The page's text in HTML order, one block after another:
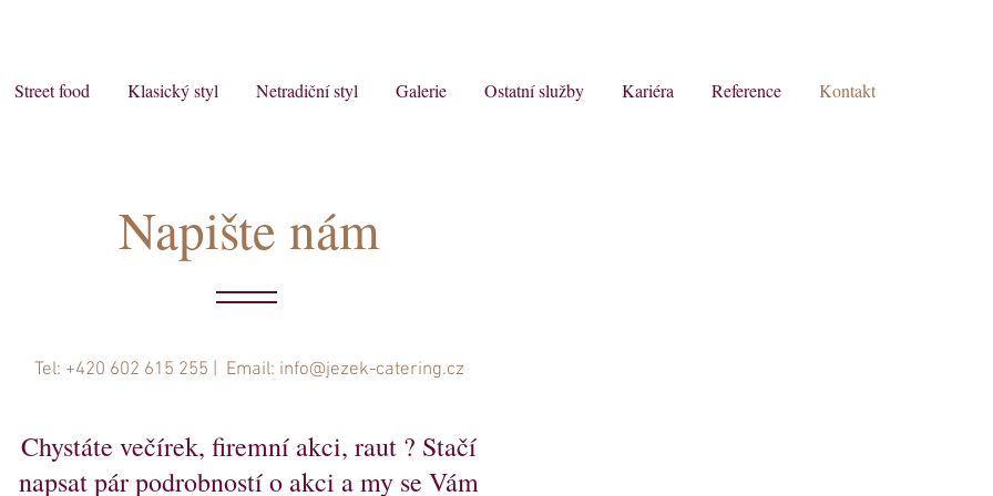
Street food Klasický styl Netradiční styl Galerie Ostatní služby Kariéra Reference Kontakt
Napište nám
Tel: +420 602 615 255 | Email: info@jezek-catering.cz
Chystáte večírek, firemní akci, raut ? Stačí
napsat pár podrobností o akci a my se Vám